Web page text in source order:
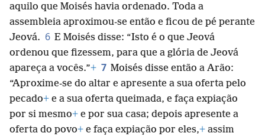
aquilo que Moisés havia ordenado. Toda a
assembleia aproximou-se então e ficou de pé perante
Jeová. 6 E Moisés disse: “Isto é o que Jeová
ordenou que fizessem, para que a glória de Jeová
apareça a vocês.”+ 7 Moisés disse então a Arão:
“Aproxime-se do altar e apresente a sua oferta pelo
pecado+ e a sua oferta queimada, e faça expiação
por si mesmo+ e por sua casa; depois apresente a
oferta do povo+ e faça expiação por eles,+ assim